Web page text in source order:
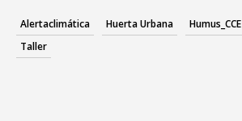
Alertaclimática Huerta Urbana Humus_CCE
Taller